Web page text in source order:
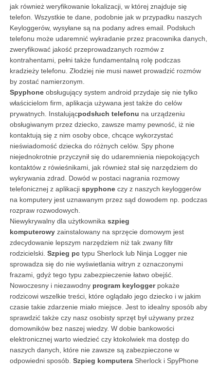
jak również weryfikowanie lokalizacji, w której znajduje się
telefon. Wszystkie te dane, podobnie jak w przypadku naszych
Keyloggerów, wysyłane są na podany adres email. Podsłuch
telefonu może udaremnić wykradanie przez pracownika danych,
zweryfikować jakość przeprowadzanych rozmów z
kontrahentami, pełni także fundamentalną rolę podczas
kradzieży telefonu. Złodziej nie musi nawet prowadzić rozmów
by zostać namierzonym.
Spyphone obsługujący system android przydaje się nie tylko
właścicielom firm, aplikacja używana jest także do celów
prywatnych. Instalującpodsłuch telefonu na urządzeniu
obsługiwanym przez dziecko, zawsze mamy pewność, iż nie
kontaktują się z nim osoby obce, chcące wykorzystać
nieświadomość dziecka do różnych celów. Spy phone
niejednokrotnie przyczynił się do udaremnienia niepokojących
kontaktów z rówieśnikami, jak również stał się narzędziem do
wykrywania zdrad. Dowód w postaci nagrania rozmowy
telefonicznej z aplikacji spyphone czy z naszych keyloggerów
na komputery jest uznawanym przez sąd dowodem np. podczas
rozpraw rozwodowych.
Niewykrywalny dla użytkownika szpieg
komputerowy zainstalowany na sprzęcie domowym jest
zdecydowanie lepszym narzędziem niż tak zwany filtr
rodzicielski. Szpieg pc typu Sherlock lub Ninja Logger nie
sprowadza się do nie wyświetlania witryn z oznaczonymi
frazami, gdyż tego typu zabezpieczenie łatwo obejść.
Nowoczesny i niezawodny program keylogger pokaże
rodzicowi wszelkie treści, które oglądało jego dziecko i w jakim
czasie takie zdarzenie miało miejsce. Jest to idealny sposób aby
sprawdzić także czy nasz osobisty sprzęt był używany przez
domowników bez naszej wiedzy. W dobie bankowości
elektronicznej warto wiedzieć czy ktokolwiek ma dostęp do
naszych danych, które nie zawsze są zabezpieczone w
odpowiedni sposób. Szpieg komputera Sherlock i SpyPhone